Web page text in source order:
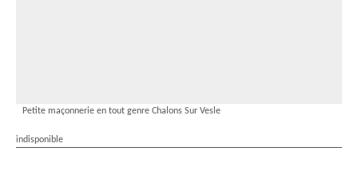
Petite maçonnerie en tout genre Chalons Sur Vesle
indisponible